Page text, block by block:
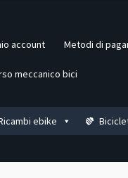
account Metodi di
meccanico bici
ebike